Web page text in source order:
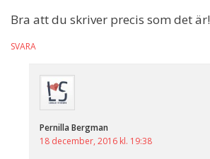
Bra att du skriver precis som det är!
SVARA
Pernilla Bergman
18 december, 2016 kl. 19:38